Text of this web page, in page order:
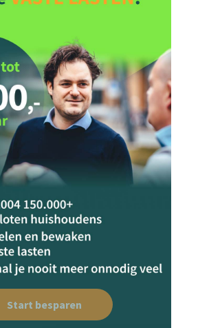
Start besparen